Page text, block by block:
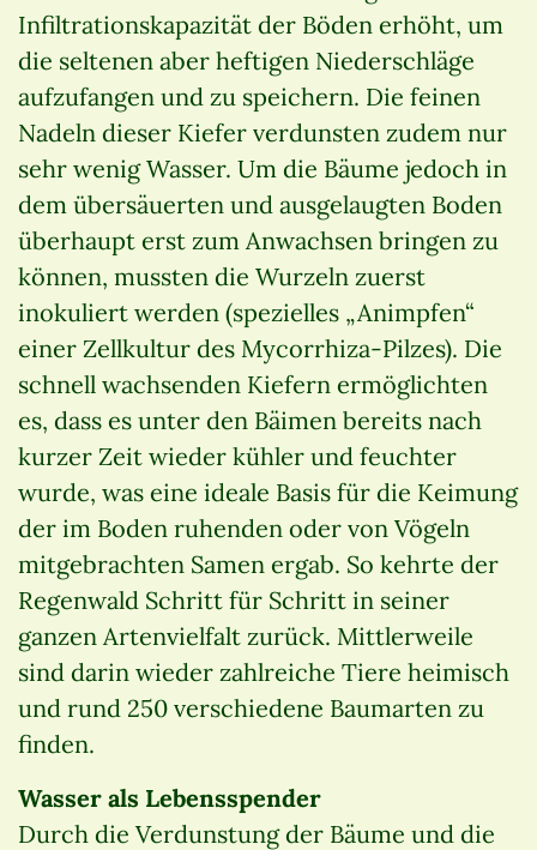
Infiltrationskapazität der Böden erhöht, um
die seltenen aber heftigen Niederschläge
aufzufangen und zu speichern. Die feinen
Nadeln dieser Kiefer verdunsten zudem nur
sehr wenig Wasser. Um die Bäume jedoch in
dem übersäuerten und ausgelaugten Boden
überhaupt erst zum Anwachsen bringen zu
können, mussten die Wurzeln zuerst
inokuliert werden (spezielles „Animpfen“
einer Zellkultur des Mycorrhiza-Pilzes). Die
schnell wachsenden Kiefern ermöglichten
es, dass es unter den Bäimen bereits nach
kurzer Zeit wieder kühler und feuchter
wurde, was eine ideale Basis für die Keimung
der im Boden ruhenden oder von Vögeln
mitgebrachten Samen ergab. So kehrte der
Regenwald Schritt für Schritt in seiner
ganzen Artenvielfalt zurück. Mittlerweile
sind darin wieder zahlreiche Tiere heimisch
und rund 250 verschiedene Baumarten zu
finden.
Wasser als Lebensspender
Durch die Verdunstung der Bäume und die